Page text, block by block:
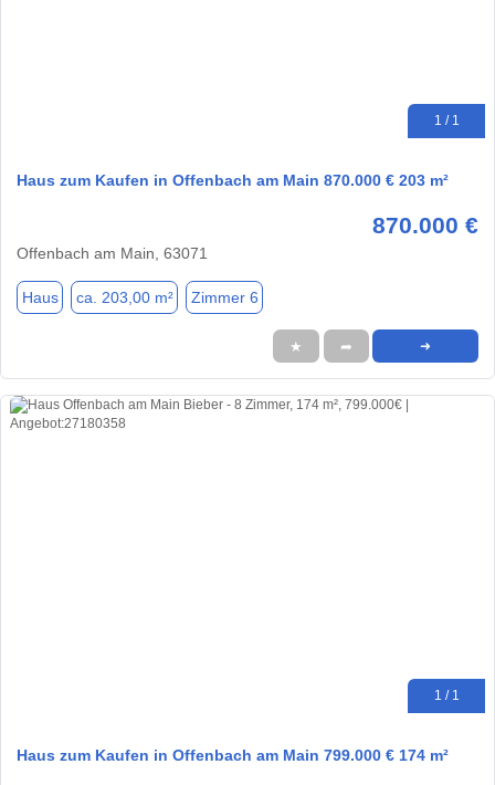
1 / 1
Haus zum Kaufen in Offenbach am Main 870.000 € 203 m²
870.000 €
Offenbach am Main, 63071
Haus ca. 203,00 m² Zimmer 6
★ ➦ ➜
1 / 1
Haus zum Kaufen in Offenbach am Main 799.000 € 174 m²